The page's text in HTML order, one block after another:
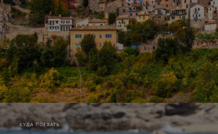
КУДА ПОЕХАТЬ